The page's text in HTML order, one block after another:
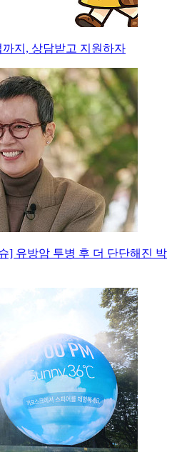
지, 상담받고 지원하자
] 유방암 투병 후 더 단단해진 박